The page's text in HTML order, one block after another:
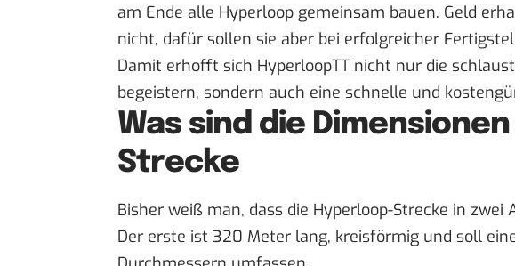
am Ende alle Hyperloop gemeinsam bauen. Geld
nicht, dafür sollen sie aber bei erfolgreicher
Damit erhofft sich HyperloopTT nicht nur die
begeistern, sondern auch eine schnelle und
Was sind die
Strecke
Bisher weiß man, dass die Hyperloop-Strecke in
Der erste ist 320 Meter lang, kreisförmig und soll